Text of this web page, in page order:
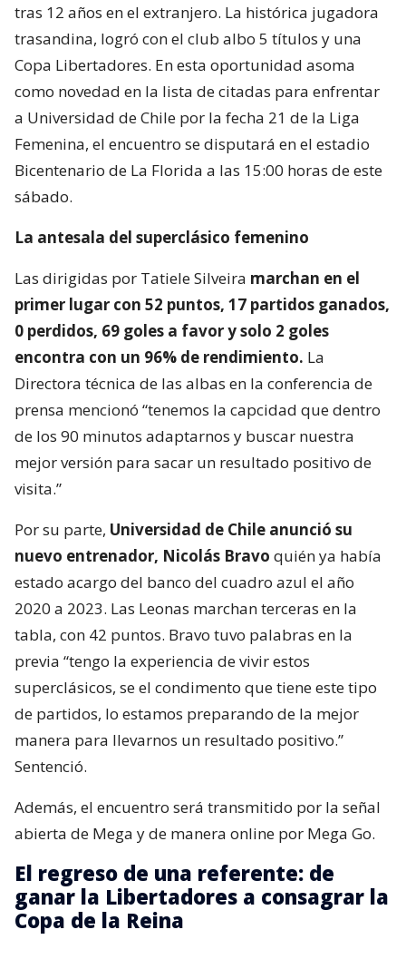
tras 12 años en el extranjero. La histórica jugadora
trasandina, logró con el club albo 5 títulos y una
Copa Libertadores. En esta oportunidad asoma
como novedad en la lista de citadas para enfrentar
a Universidad de Chile por la fecha 21 de la Liga
Femenina, el encuentro se disputará en el estadio
Bicentenario de La Florida a las 15:00 horas de este
sábado.
La antesala del superclásico femenino
Las dirigidas por Tatiele Silveira marchan en el
primer lugar con 52 puntos, 17 partidos ganados,
0 perdidos, 69 goles a favor y solo 2 goles
encontra con un 96% de rendimiento. La
Directora técnica de las albas en la conferencia de
prensa mencionó “tenemos la capcidad que dentro
de los 90 minutos adaptarnos y buscar nuestra
mejor versión para sacar un resultado positivo de
visita.”
Por su parte, Universidad de Chile anunció su
nuevo entrenador, Nicolás Bravo quién ya había
estado acargo del banco del cuadro azul el año
2020 a 2023. Las Leonas marchan terceras en la
tabla, con 42 puntos. Bravo tuvo palabras en la
previa “tengo la experiencia de vivir estos
superclásicos, se el condimento que tiene este tipo
de partidos, lo estamos preparando de la mejor
manera para llevarnos un resultado positivo.”
Sentenció.
Además, el encuentro será transmitido por la señal
abierta de Mega y de manera online por Mega Go.
El regreso de una referente: de
ganar la Libertadores a consagrar la
Copa de la Reina